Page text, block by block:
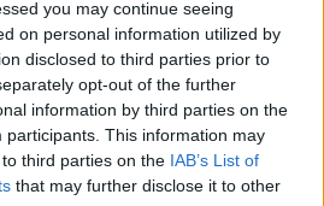
you may continue seeing
on personal information utilized by
disclosed to third parties prior to
opt-out of the further
information by third parties on the
participants. This information may
third parties on the IAB’s List of
that may further disclose it to other
la luna
vivere felici